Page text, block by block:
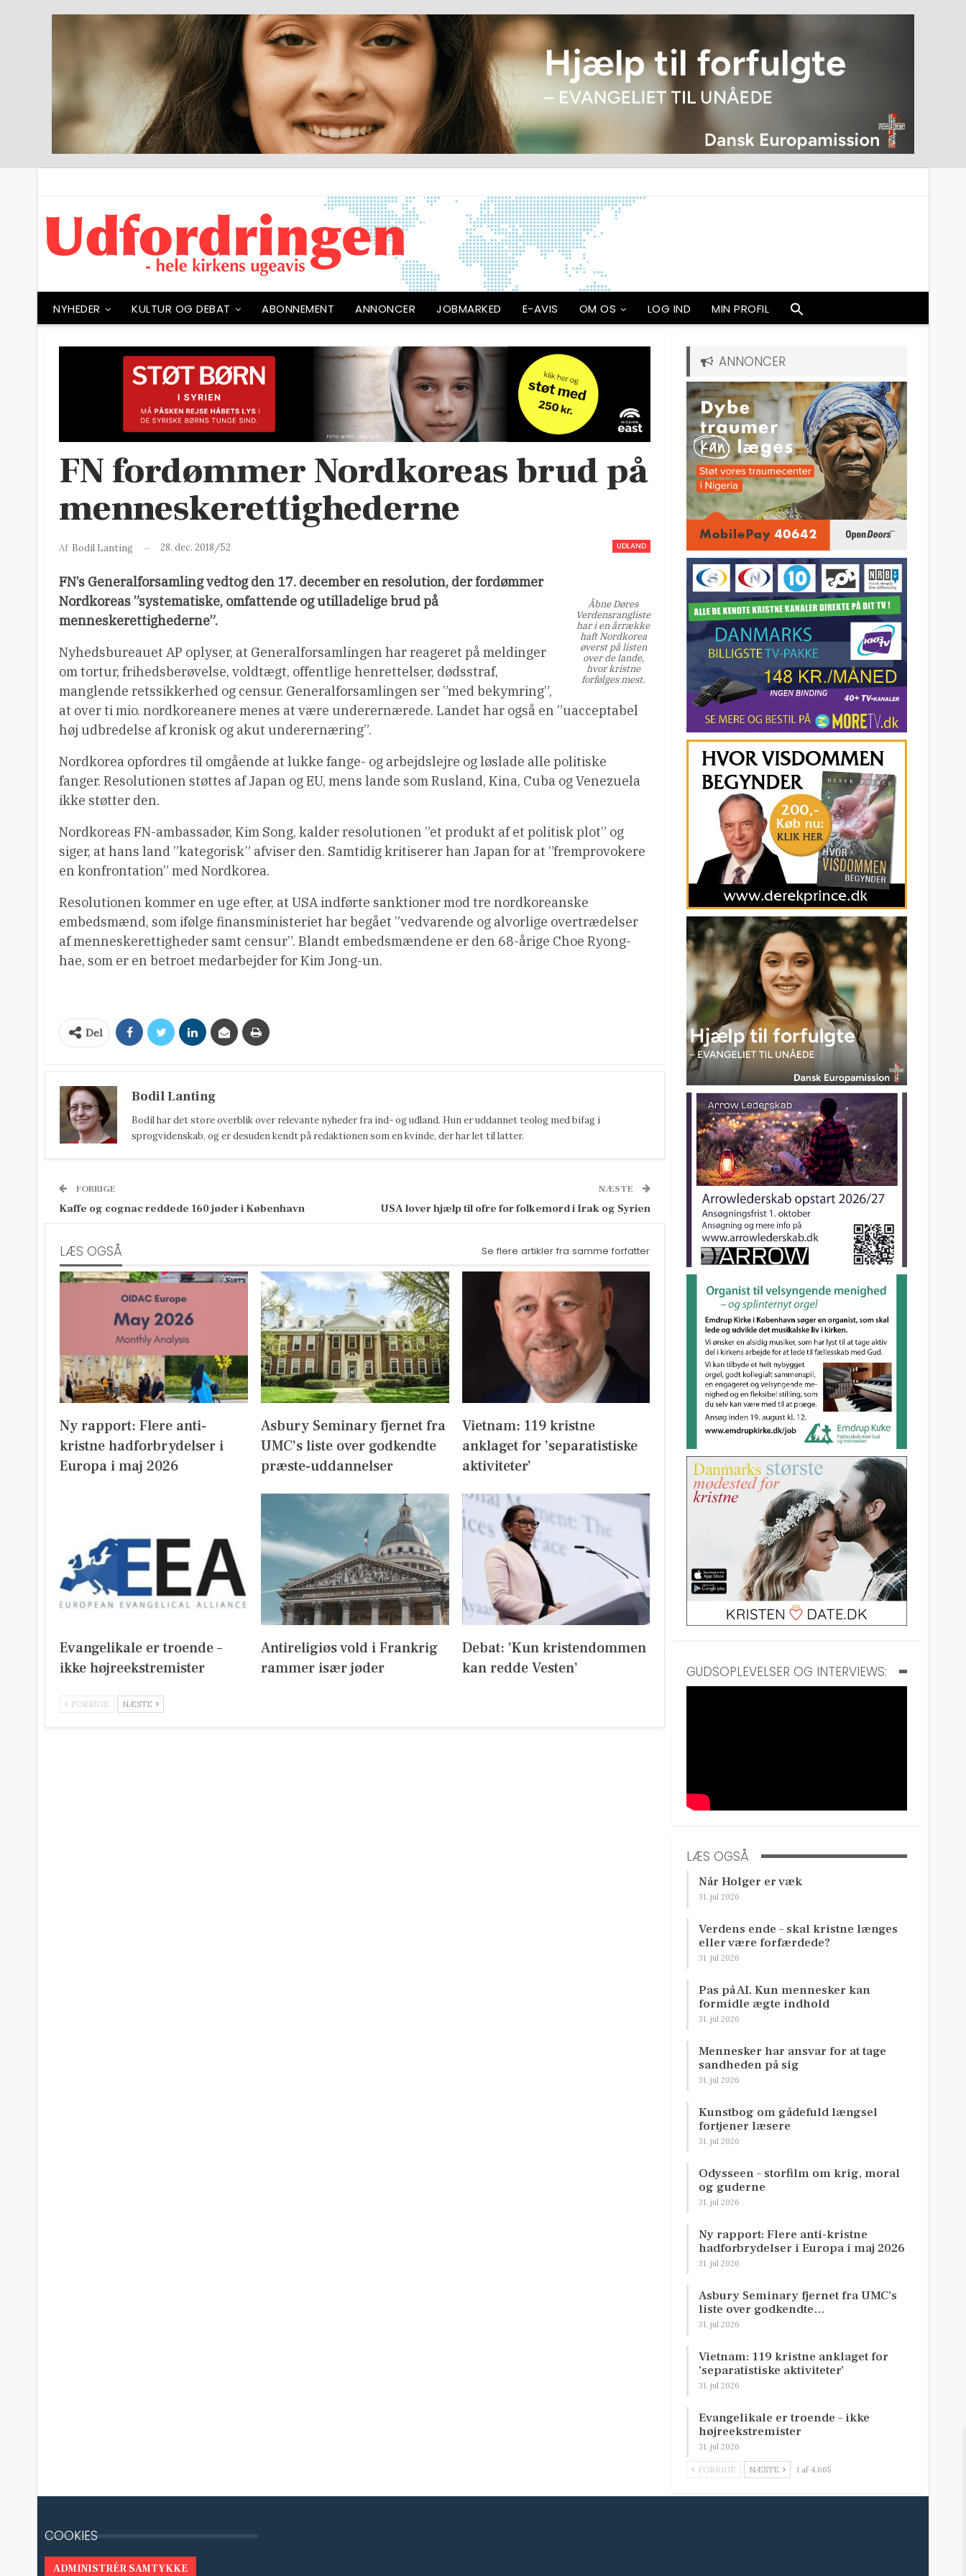
NYHEDER KULTUR OG DEBAT ABONNEMENT ANNONCER JOBMARKED E-AVIS OM OS LOG IND MIN PROFIL
FN fordømmer Nordkoreas brud på
menneskerettighederne
UDLAND
Af Bodil Lanting 28. dec. 2018/52
Åbne Døres
Verdensrangliste
har i en årrække
haft Nordkorea
øverst på listen
over de lande,
hvor kristne
forfølges mest.
FN’s Generalforsamling vedtog den 17. december en resolution, der fordømmer
Nordkoreas ”systematiske, omfattende og utilladelige brud på
menneskerettighederne”.
Nyhedsbureauet AP oplyser, at Generalforsamlingen har reageret på meldinger
om tortur, frihedsberøvelse, voldtægt, offentlige henrettelser, dødsstraf,
manglende retssikkerhed og censur. Generalforsamlingen ser ”med bekymring”,
at over ti mio. nordkoreanere menes at være underernærede. Landet har også en ”uacceptabel
høj udbredelse af kronisk og akut underernæring”.
Nordkorea opfordres til omgående at lukke fange- og arbejdslejre og løslade alle politiske
fanger. Resolutionen støttes af Japan og EU, mens lande som Rusland, Kina, Cuba og Venezuela
ikke støtter den.
Nordkoreas FN-ambassadør, Kim Song, kalder resolutionen ”et produkt af et politisk plot” og
siger, at hans land ”kategorisk” afviser den. Samtidig kritiserer han Japan for at ”fremprovokere
en konfrontation” med Nordkorea.
Resolutionen kommer en uge efter, at USA indførte sanktioner mod tre nordkoreanske
embedsmænd, som ifølge finansministeriet har begået ”vedvarende og alvorlige overtrædelser
af menneskerettigheder samt censur”. Blandt embedsmændene er den 68-årige Choe Ryong-
hae, som er en betroet medarbejder for Kim Jong-un.
Del
Bodil Lanting
Bodil har det store overblik over relevante nyheder fra ind- og udland. Hun er uddannet teolog med bifag i
sprogvidenskab, og er desuden kendt på redaktionen som en kvinde, der har let til latter.
FORRIGE
Kaffe og cognac reddede 160 jøder i København
NÆSTE
USA lover hjælp til ofre for folkemord i Irak og Syrien
LÆS OGSÅ Se flere artikler fra samme forfatter
Ny rapport: Flere anti-
kristne hadforbrydelser i
Europa i maj 2026
Asbury Seminary fjernet fra
UMC’s liste over godkendte
præste-uddannelser
Vietnam: 119 kristne
anklaget for ’separatistiske
aktiviteter’
Evangelikale er troende –
ikke højreekstremister
Antireligiøs vold i Frankrig
rammer især jøder
Debat: ’Kun kristendommen
kan redde Vesten’
FORRIGE NÆSTE
ANNONCER
GUDSOPLEVELSER OG INTERVIEWS:
LÆS OGSÅ
Når Holger er væk
31. jul 2026
Verdens ende – skal kristne længes
eller være forfærdede?
31. jul 2026
Pas på AI. Kun mennesker kan
formidle ægte indhold
31. jul 2026
Mennesker har ansvar for at tage
sandheden på sig
31. jul 2026
Kunstbog om gådefuld længsel
fortjener læsere
31. jul 2026
Odysseen – storfilm om krig, moral
og guderne
31. jul 2026
Ny rapport: Flere anti-kristne
hadforbrydelser i Europa i maj 2026
31. jul 2026
Asbury Seminary fjernet fra UMC’s
liste over godkendte…
31. jul 2026
Vietnam: 119 kristne anklaget for
’separatistiske aktiviteter’
31. jul 2026
Evangelikale er troende – ikke
højreekstremister
31. jul 2026
FORRIGE NÆSTE 1 af 4.665
COOKIES
ADMINISTRÉR SAMTYKKE